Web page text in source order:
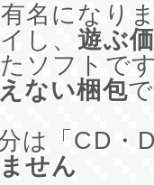
名になり
し、遊ぶ
ソフトです
ない梱包
は「CD・
せん